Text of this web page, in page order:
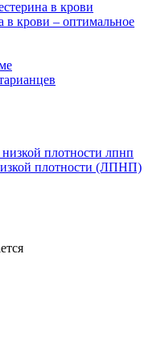
в крови – оптимальное
плотности (ЛПНП)